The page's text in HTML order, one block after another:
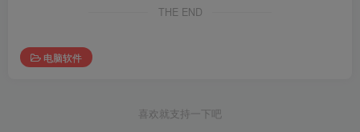
THE END
电脑软件
喜欢就支持一下吧